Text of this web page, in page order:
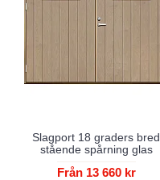
Slagport 18 graders bred
stående spårning glas
Från 13 660 kr